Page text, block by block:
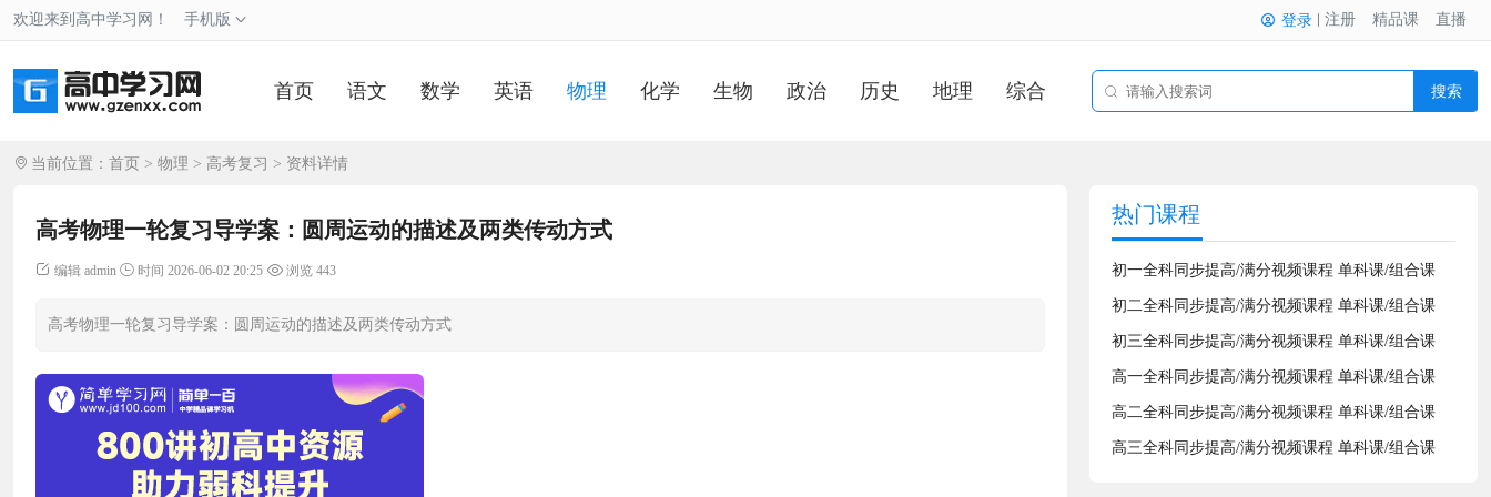
欢迎来到高中学习网！ 手机版 登录 注册 精品课 直播
首页 语文 数学 英语 物理 化学 生物 政治 历史 地理 综合 搜索
当前位置： 首页 > 物理 > 高考复习 > 资料详情
高考物理一轮复习导学案：圆周运动的描述及两类传动方式
编辑 admin 时间 2026-06-02 20:25 浏览 443
高考物理一轮复习导学案：圆周运动的描述及两类传动方式
热门课程
初一全科同步提高/满分视频课程 单科课/组合课
初二全科同步提高/满分视频课程 单科课/组合课
初三全科同步提高/满分视频课程 单科课/组合课
高一全科同步提高/满分视频课程 单科课/组合课
高二全科同步提高/满分视频课程 单科课/组合课
高三全科同步提高/满分视频课程 单科课/组合课